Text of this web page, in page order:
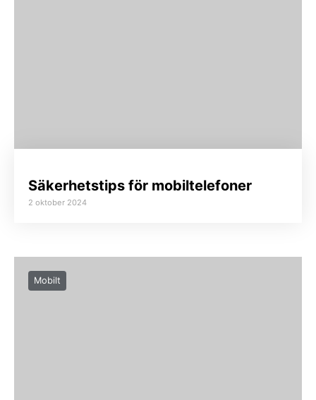
Säkerhetstips för mobiltelefoner
2 oktober 2024
Mobilt